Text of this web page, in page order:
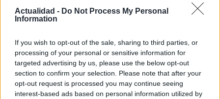
Actualidad - Do Not Process My Personal
Information
If you wish to opt-out of the sale, sharing to third parties, or
processing of your personal or sensitive information for
targeted advertising by us, please use the below opt-out
section to confirm your selection. Please note that after your
opt-out request is processed you may continue seeing
interest-based ads based on personal information utilized by
Nuevo giro en el caso Yéremi Vargas:
desvelan el informe forense